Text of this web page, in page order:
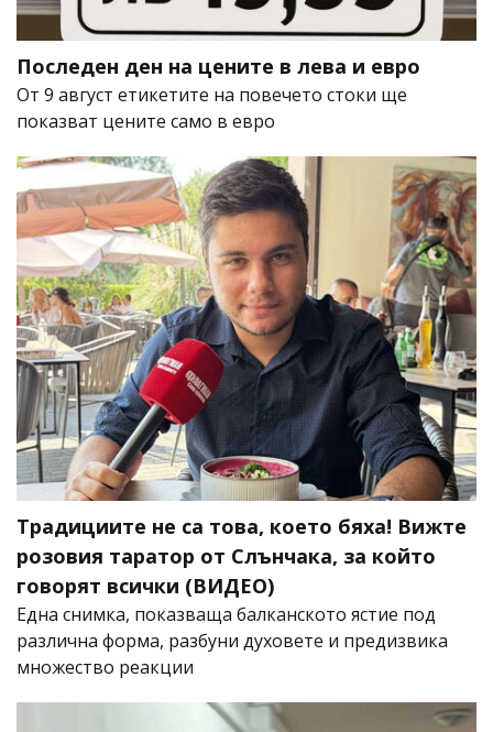
Последен ден на цените в лева и евро
От 9 август етикетите на повечето стоки ще
показват цените само в евро
Традициите не са това, което бяха! Вижте
розовия таратор от Слънчака, за който
говорят всички (ВИДЕО)
Една снимка, показваща балканското ястие под
различна форма, разбуни духовете и предизвика
множество реакции